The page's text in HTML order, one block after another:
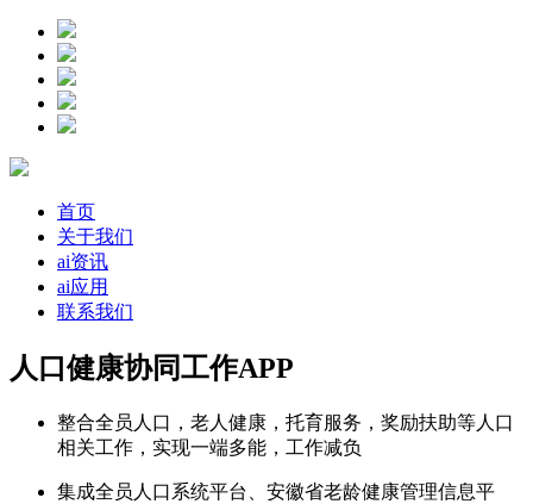
首页
关于我们
ai资讯
ai应用
联系我们
人口健康协同工作APP
整合全员人口，老人健康，托育服务，奖励扶助等人口
相关工作，实现一端多能，工作减负
集成全员人口系统平台、安徽省老龄健康管理信息平